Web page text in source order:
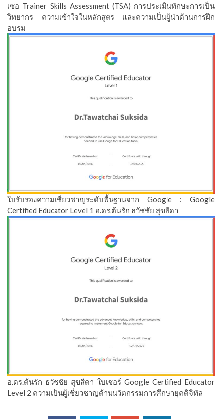
เซอ Trainer Skills Assessment (TSA) การประเมินทักษะการเป็น
วิทยากร ความเข้าใจในหลักสูตร และความเป็นผู้นำด้านการฝึก
อบรม
ใบรับรองความเชี่ยวชาญระดับพื้นฐานจาก Google : Google
Certified Educator Level 1 อ.ดร.ต้นรัก ธวัชชัย สุขสีดา
อ.ดร.ต้นรัก ธวัชชัย สุขสีดา ใบเซอร์ Google Certified Educator
Level 2 ความเป็นผู้เชี่ยวชาญด้านนวัตกรรมการศึกษายุคดิจิทัล